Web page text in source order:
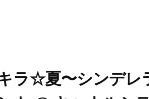
ラ☆夏〜シンデレ